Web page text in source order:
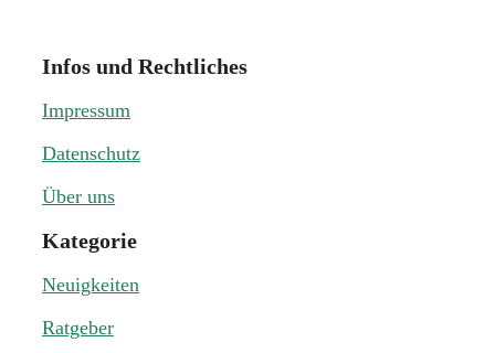
Infos und Rechtliches
Impressum
Datenschutz
Über uns
Kategorie
Neuigkeiten
Ratgeber